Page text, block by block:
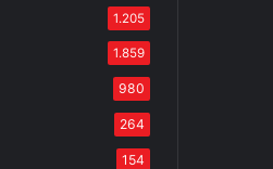
1.205
1.859
980
264
154